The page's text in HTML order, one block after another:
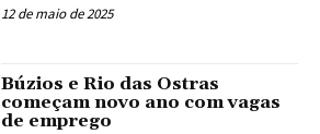
12 de maio de 2025
Búzios e Rio das Ostras
começam novo ano com vagas
de emprego